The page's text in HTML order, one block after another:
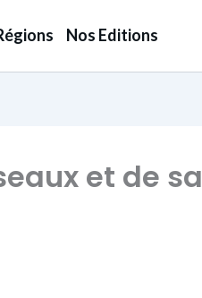
Nos Editions
et de sa